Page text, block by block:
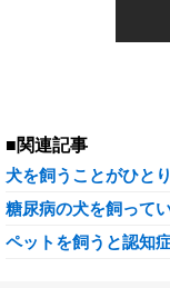
■関連記事
犬を飼うことがひと
糖尿病の犬を飼って
ペットを飼うと認知